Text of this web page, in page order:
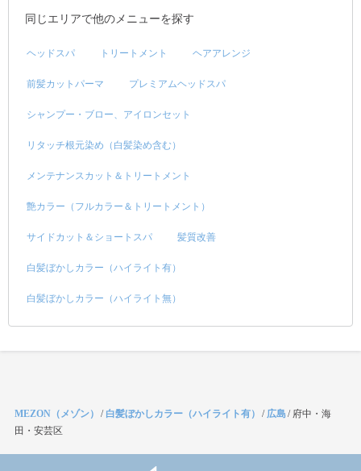
同じエリアで他のメニューを探す
ヘッドスパ トリートメント ヘアアレンジ
前髪カットパーマ プレミアムヘッドスパ
シャンプー・ブロー、アイロンセット
リタッチ根元染め（白髪染め含む）
メンテナンスカット＆トリートメント
艶カラー（フルカラー＆トリートメント）
サイドカット＆ショートスパ 髪質改善
白髪ぼかしカラー（ハイライト有）
白髪ぼかしカラー（ハイライト無）
MEZON（メゾン） / 白髪ぼかしカラー（ハイライト有） / 広島/ 府中・海
田・安芸区